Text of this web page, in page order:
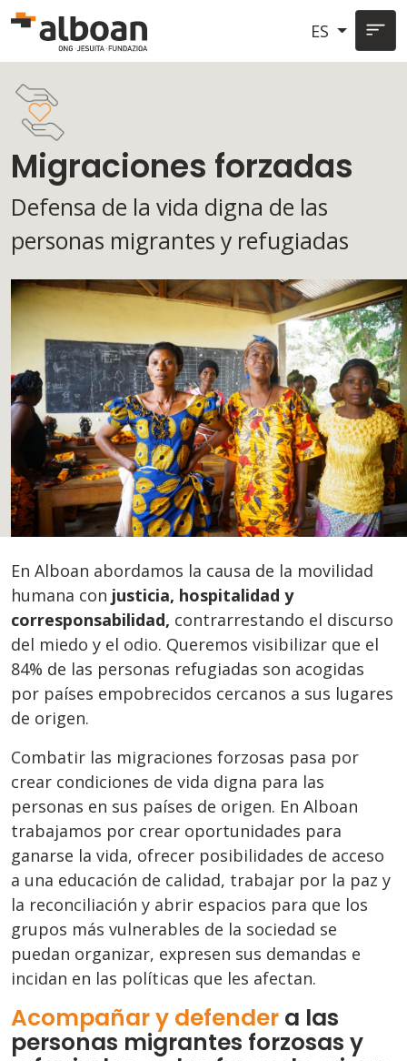
Pasar al contenido principal
ES
Migraciones forzadas
Defensa de la vida digna de las
personas migrantes y refugiadas
En Alboan abordamos la causa de la movilidad
humana con justicia, hospitalidad y
corresponsabilidad, contrarrestando el discurso
del miedo y el odio. Queremos visibilizar que el
84% de las personas refugiadas son acogidas
por países empobrecidos cercanos a sus lugares
de origen.
Combatir las migraciones forzosas pasa por
crear condiciones de vida digna para las
personas en sus países de origen. En Alboan
trabajamos por crear oportunidades para
ganarse la vida, ofrecer posibilidades de acceso
a una educación de calidad, trabajar por la paz y
la reconciliación y abrir espacios para que los
grupos más vulnerables de la sociedad se
puedan organizar, expresen sus demandas e
incidan en las políticas que les afectan.
Acompañar y defender a las
personas migrantes forzosas y